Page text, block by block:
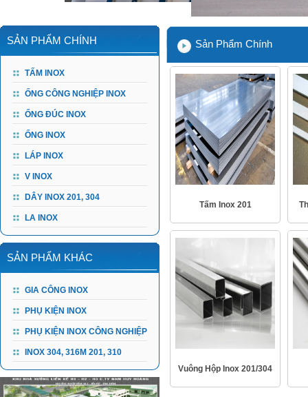
SẢN PHẨM CHÍNH
TẤM INOX
ỐNG CÔNG NGHIỆP INOX
ỐNG ĐÚC INOX
ỐNG INOX
LÁP INOX
V INOX
DÂY INOX 201, 304
LA INOX
SẢN PHẨM KHÁC
GIA CÔNG INOX
PHỤ KIỆN INOX
PHỤ KIỆN INOX CÔNG NGHIỆP
INOX 304, 316M 201, 310
Sản Phẩm Chính
Tấm Inox 201
Vuông Hộp Inox 201/304